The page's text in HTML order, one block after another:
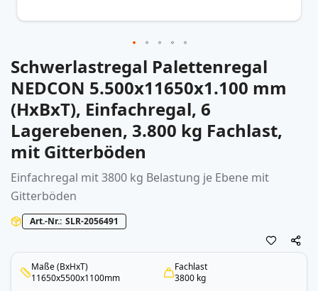
Zum
Anfang
der
Bildergalerie
springen
Schwerlastregal Palettenregal
NEDCON 5.500x11650x1.100 mm
(HxBxT), Einfachregal, 6
Lagerebenen, 3.800 kg Fachlast,
mit Gitterböden
Einfachregal mit 3800 kg Belastung je Ebene mit
Gitterböden
Art.-Nr. SLR-2056491
Maße (BxHxT)
11650x5500x1100mm
Fachlast
3800 kg